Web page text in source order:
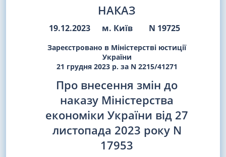
НАКАЗ
19.12.2023 м. Київ N 19725
Зареєстровано в Міністерстві юстиції
України
21 грудня 2023 р. за N 2215/41271
Про внесення змін до
наказу Міністерства
економіки України від 27
листопада 2023 року N
17953